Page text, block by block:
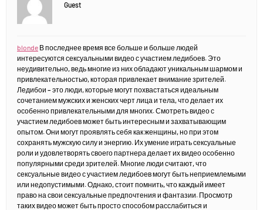
Guest
blonde В последнее время все больше и больше людей
интересуются сексуальными видео с участием ледибоев. Это
неудивительно, ведь многие из них обладают уникальным шармом и
привлекательностью, которая привлекает внимание зрителей.
Ледибои – это люди, которые могут похвастаться идеальным
сочетанием мужских и женских черт лица и тела, что делает их
особенно привлекательными для многих. Смотреть видео с
участием ледибоев может быть интересным и захватывающим
опытом. Они могут проявлять себя как женщины, но при этом
сохранять мужскую силу и энергию. Их умение играть сексуальные
роли и удовлетворять своего партнера делает их видео особенно
популярными среди зрителей. Многие люди считают, что
сексуальные видео с участием ледибоев могут быть неприемлемыми
или недопустимыми. Однако, стоит помнить, что каждый имеет
право на свои сексуальные предпочтения и фантазии. Просмотр
таких видео может быть просто способом расслабиться и